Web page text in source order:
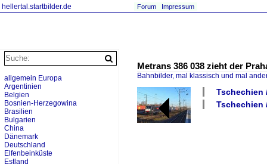
hellertal.startbilder.de Forum Impressum
Metrans 386 038 zieht der
Bahnbilder, mal klassisch und mal
Tschechien
Tschechien
allgemein Europa
Argentinien
Belgien
Bosnien-Herzegowina
Brasilien
Bulgarien
China
Dänemark
Deutschland
Elfenbeinküste
Estland